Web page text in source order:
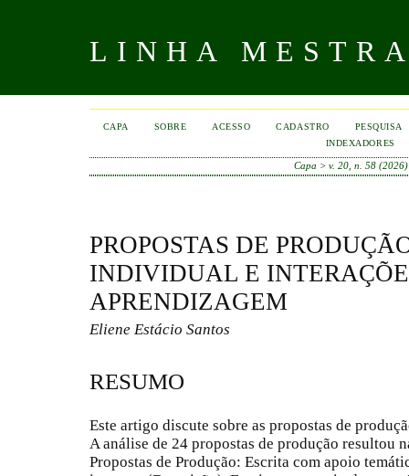
LINHA
CAPA SOBRE ACESSO CADASTRO
PESQUISA
INDEXADORES
Capa >v. 20, n. 58 (2026)
PROPOSTAS DE
INDIVIDUAL E
APRENDIZAGEM
Eliene Estácio Santos
RESUMO
Este artigo discute sobre as propostas de
A análise de 24 propostas de produção resultou
Propostas de Produção: Escrita com apoio